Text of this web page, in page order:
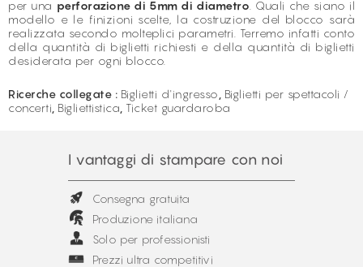
per una perforazione di 5mm di diametro . Quali che siano il
modello e le finizioni scelte, la costruzione del blocco sarà
realizzata secondo molteplici parametri. Terremo infatti conto
della quantità di biglietti richiesti e della quantità di biglietti
desiderata per ogni blocco.
Ricerche collegate : Biglietti d'ingresso Biglietti per spettacoli /
concerti Bigliettistica Ticket guardaroba
I vantaggi di stampare con noi
Consegna gratuita
Produzione italiana
Solo per professionisti
Prezzi ultra competitivi